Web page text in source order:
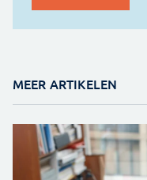
MEER ARTIKELEN